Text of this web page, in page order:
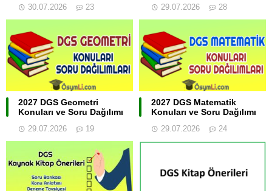
30.07.2026 23 29.07.2026 28
2027 DGS Geometri
Konuları ve Soru Dağılımı
29.07.2026 19
2027 DGS Matematik
Konuları ve Soru Dağılımı
29.07.2026 24